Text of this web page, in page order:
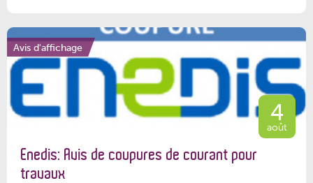
Avis d'affichage
4
août
Enedis: Avis de coupures de courant pour
travaux